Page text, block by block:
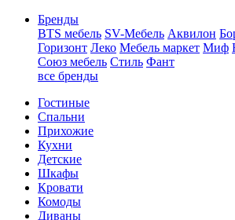
Бренды
BTS мебель SV-Мебель Аквилон
Горизонт Леко Мебель маркет Миф
Союз мебель Стиль Фант
все бренды
Гостиные
Спальни
Прихожие
Кухни
Детские
Шкафы
Кровати
Комоды
Диваны